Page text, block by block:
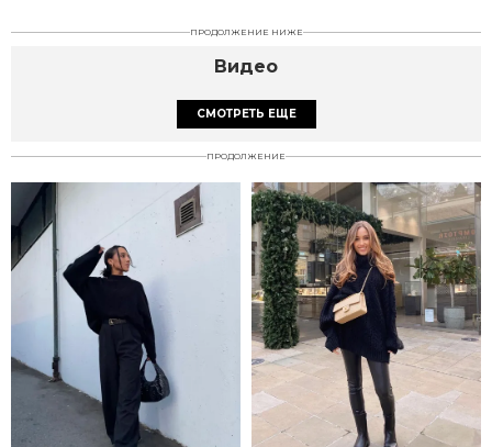
ПРОДОЛЖЕНИЕ НИЖЕ
Видео
СМОТРЕТЬ ЕЩЕ
ПРОДОЛЖЕНИЕ